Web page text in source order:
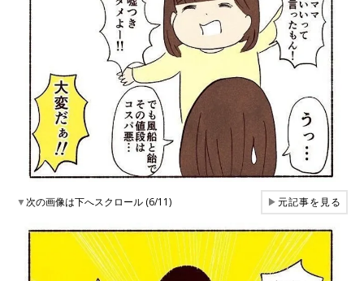
▼次の画像は下へスクロール (6/11) ▶元記事を見る